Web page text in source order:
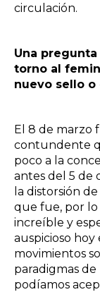
circulación.
Una
torno al
nuevo sello o
El 8 de marzo
contundente
poco a la
antes del 5 de
la distorsión
que fue, por
increíble y
auspicioso hoy
movimientos
paradigmas
podíamos